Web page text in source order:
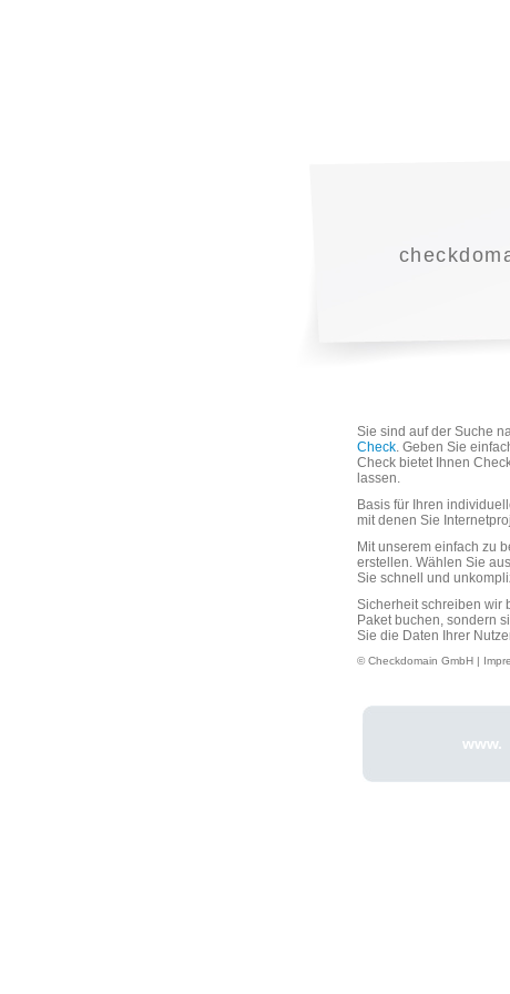
Sie sind auf der Suche
Check. Geben Sie
Check bietet Ihnen
lassen.
Basis für Ihren
mit denen Sie
Mit unserem einfach zu
erstellen. Wählen Sie
Sie schnell und
Sicherheit schreiben wir
Paket buchen, sondern
Sie die Daten Ihrer
© Checkdomain GmbH |
www.